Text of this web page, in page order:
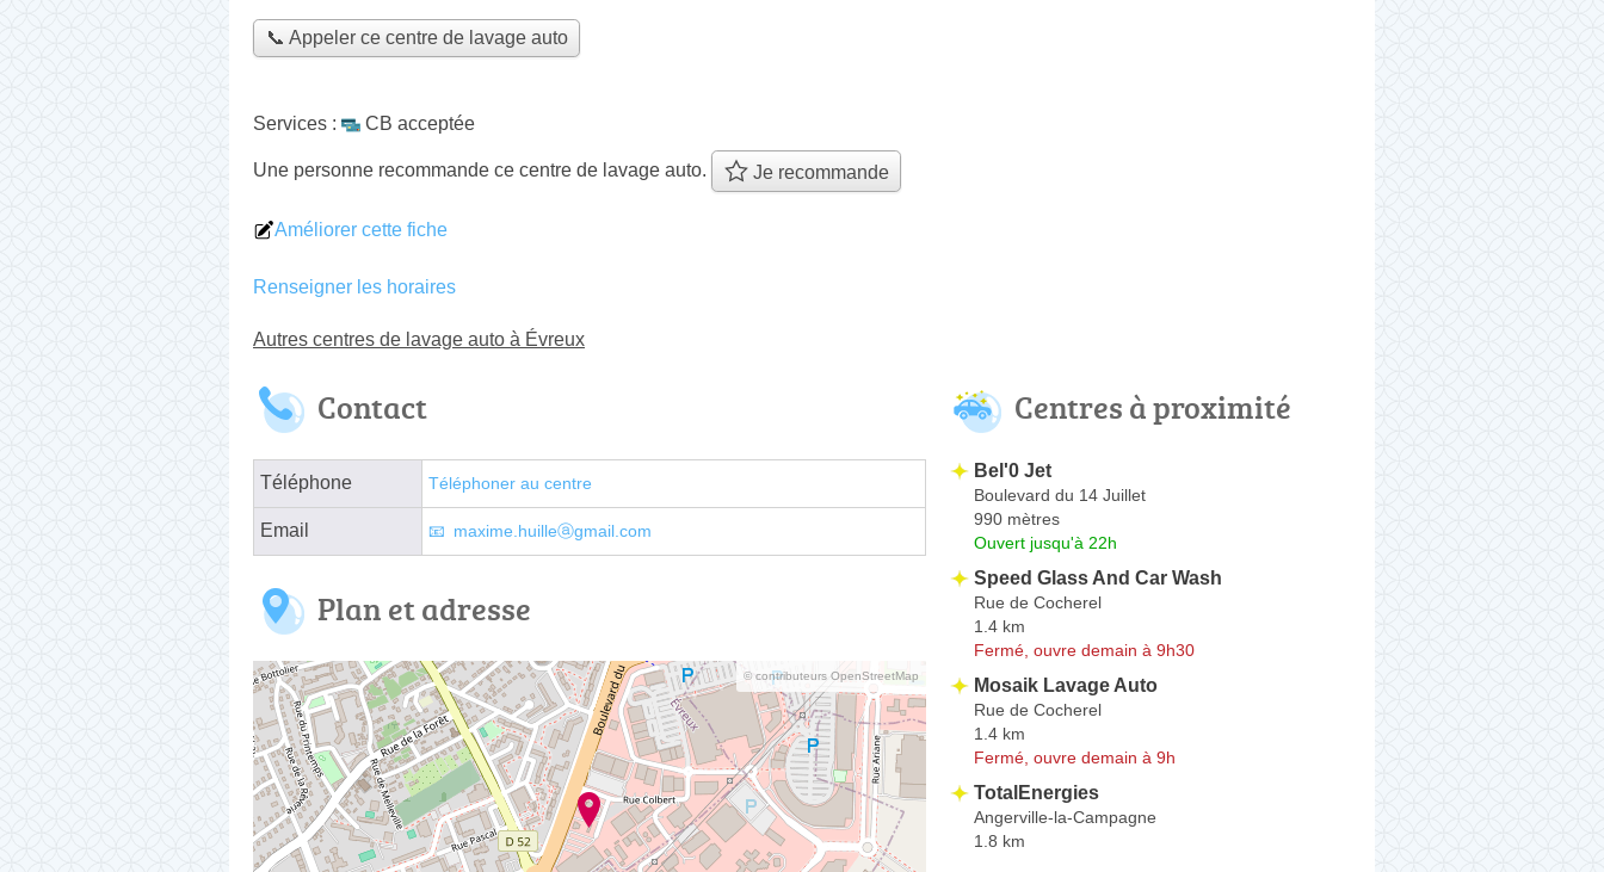
📞 Appeler ce centre de lavage auto
Services : CB acceptée
Une personne recommande ce centre de lavage auto. Je recommande
Améliorer cette fiche
Renseigner les horaires
Autres centres de lavage auto à Évreux
Contact
Téléphone Téléphoner au centre
Email maxime.huilleⓐgmail.com
Plan et adresse
© contributeurs OpenStreetMap
Centres à proximité
Bel'0 Jet
Boulevard du 14 Juillet
990 mètres
Ouvert jusqu'à 22h
Speed Glass And Car Wash
Rue de Cocherel
1.4 km
Fermé, ouvre demain à 9h30
Mosaik Lavage Auto
Rue de Cocherel
1.4 km
Fermé, ouvre demain à 9h
TotalEnergies
Angerville-la-Campagne
1.8 km